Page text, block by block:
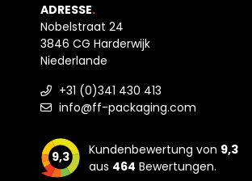
ADRESSE.
Nobelstraat 24
3846 CG Harderwijk
Niederlande
+31 (0)341 430 413
info@ff-packaging.com
9,3 Kundenbewertung von 9,3
aus 464 Bewertungen.